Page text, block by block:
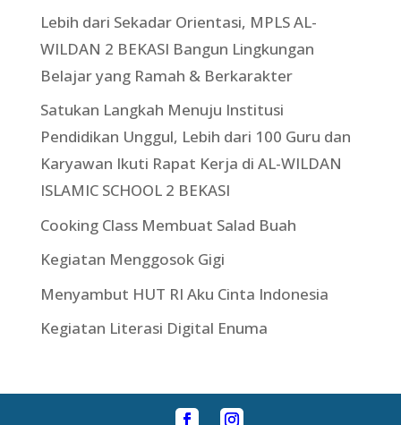
Lebih dari Sekadar Orientasi, MPLS AL-
WILDAN 2 BEKASI Bangun Lingkungan
Belajar yang Ramah & Berkarakter
Satukan Langkah Menuju Institusi
Pendidikan Unggul, Lebih dari 100 Guru dan
Karyawan Ikuti Rapat Kerja di AL-WILDAN
ISLAMIC SCHOOL 2 BEKASI
Cooking Class Membuat Salad Buah
Kegiatan Menggosok Gigi
Menyambut HUT RI Aku Cinta Indonesia
Kegiatan Literasi Digital Enuma